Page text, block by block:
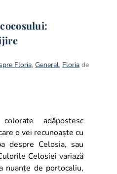
Floria, General, Floria de
adăpostesc
o vei recunoaște cu
despre Celosia, sau
Celosiei variază
nuanțe de portocaliu,